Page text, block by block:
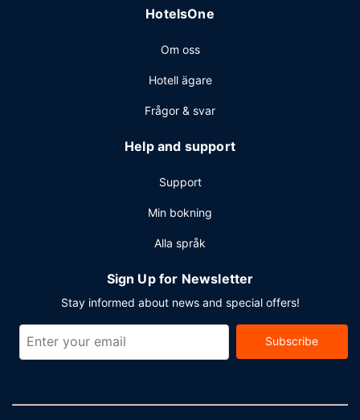
HotelsOne
Om oss
Hotell ägare
Frågor & svar
Help and support
Support
Min bokning
Alla språk
Sign Up for Newsletter
Stay informed about news and special offers!
Subscribe